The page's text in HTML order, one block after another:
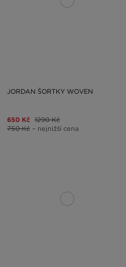
JORDAN ŠORTKY WOVEN
650 Kč 1290 Kč
750 Kč – nejnižší cena